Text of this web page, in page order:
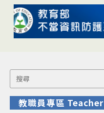
Search
for:
教職員專區 Teacher